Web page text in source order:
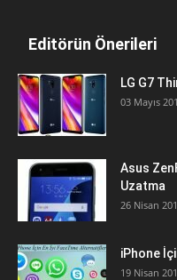
Editörün Önerileri
LG G7
03 Mayıs
Asus
Uzatma
26 Nisan
iPhone
19 Nisan